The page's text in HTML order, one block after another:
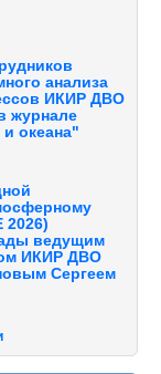
анализа
ИКИР ДВО
журнале
океана"
2026)
ведущим
ИКИР ДВО
Сергеем